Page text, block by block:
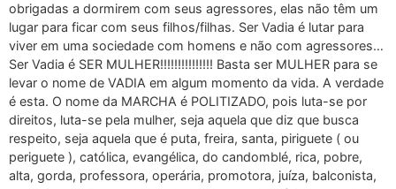
obrigadas a dormirem com seus agressores, elas não têm um
lugar para ficar com seus filhos/filhas. Ser Vadia é lutar para
viver em uma sociedade com homens e não com agressores…
Ser Vadia é SER MULHER!!!!!!!!!!!!!!! Basta ser MULHER para se
levar o nome de VADIA em algum momento da vida. A verdade
é esta. O nome da MARCHA é POLITIZADO, pois luta-se por
direitos, luta-se pela mulher, seja aquela que diz que busca
respeito, seja aquela que é puta, freira, santa, piriguete ( ou
periguete ), católica, evangélica, do candomblé, rica, pobre,
alta, gorda, professora, operária, promotora, juíza, balconista,